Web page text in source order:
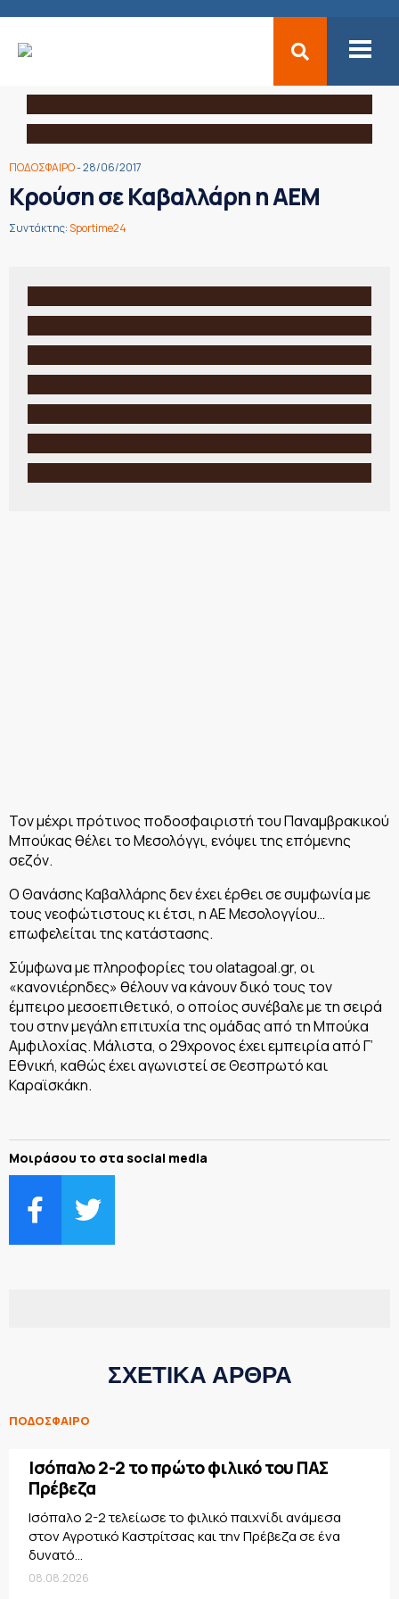
ΠΟΔΟΣΦΑΙΡΟ- 28/06/2017
Κρούση σε Καβαλλάρη η ΑΕΜ
Συντάκτης:Sportime24
Τον μέχρι πρότινος ποδοσφαιριστή του Παναμβρακικού
Μπούκας θέλει το Μεσολόγγι, ενόψει της επόμενης
σεζόν.
Ο Θανάσης Καβαλλάρης δεν έχει έρθει σε συμφωνία με
τους νεοφώτιστους κι έτσι, η ΑΕ Μεσολογγίου…
επωφελείται της κατάστασης.
Σύμφωνα με πληροφορίες του olatagoal.gr, οι
«κανονιέρηδες» θέλουν να κάνουν δικό τους τον
έμπειρο μεσοεπιθετικό, ο οποίος συνέβαλε με τη σειρά
του στην μεγάλη επιτυχία της ομάδας από τη Μπούκα
Αμφιλοχίας. Μάλιστα, ο 29χρονος έχει εμπειρία από Γ’
Εθνική, καθώς έχει αγωνιστεί σε Θεσπρωτό και
Καραϊσκάκη.
Μοιράσου το στα social media
ΣΧΕΤΙΚΑ ΑΡΘΡΑ
ΠΟΔΟΣΦΑΙΡΟ
Ισόπαλο 2-2 το πρώτο φιλικό του ΠΑΣ
Πρέβεζα
Ισόπαλο 2-2 τελείωσε το φιλικό παιχνίδι ανάμεσα
στον Αγροτικό Καστρίτσας και την Πρέβεζα σε ένα
δυνατό...
08.08.2026